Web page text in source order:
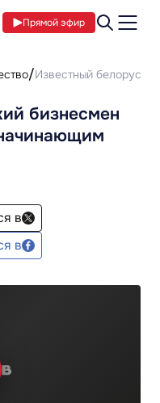
Прямой эфир
Известный
бизнесмен
в
в